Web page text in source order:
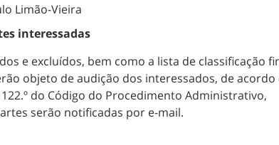
Limão-Vieira
interessadas
e excluídos, bem como a lista de classificação
objeto de audição dos interessados, de acordo
do Código do Procedimento Administrativo,
serão notificadas por e-mail.